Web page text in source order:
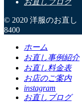
© 2020 洋服のお
8400
ホーム
お直し事例紹介
お直し料金表
お店のご案内
instagram
お直しブログ